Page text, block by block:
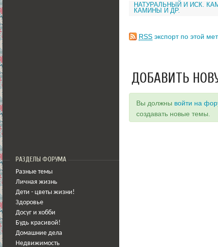
РАЗДЕЛЫ ФОРУМА
Разные темы
Личная жизнь
Дети - цветы жизни!
Здоровье
Досуг и хобби
Будь красивой!
Домашние дела
Недвижимость
НАТУРАЛЬНЫЙ И ИСК.
КАМИНЫ И ДР.
RSS экспорт по этой
ДОБАВИТЬ
Вы должны войти на
создавать новые темы.